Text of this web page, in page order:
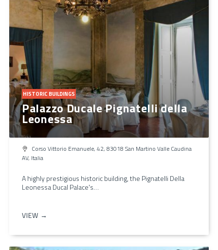
HISTORIC BUILDINGS
Palazzo Ducale Pignatelli della
Leonessa
Corso Vittorio Emanuele, 42, 83018 San Martino Valle Caudina
AV, Italia
A highly prestigious historic building, the Pignatelli Della
Leonessa Ducal Palace's…
VIEW →